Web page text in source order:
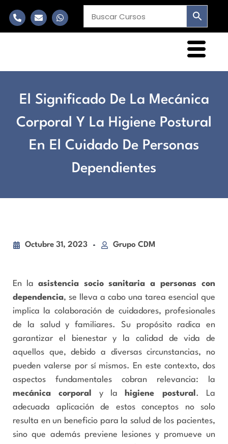
El Significado De La Mecánica
Corporal Y La Higiene Postural
En El Cuidado De Personas
Dependientes
Octubre 31, 2023 Grupo CDM
En la asistencia socio sanitaria a personas con
dependencia, se lleva a cabo una tarea esencial que
implica la colaboración de cuidadores, profesionales
de la salud y familiares. Su propósito radica en
garantizar el bienestar y la calidad de vida de
aquellos que, debido a diversas circunstancias, no
pueden valerse por sí mismos. En este contexto, dos
aspectos fundamentales cobran relevancia: la
mecánica corporal
y la higiene postural . La
adecuada aplicación de estos conceptos no solo
resulta en un beneficio para la salud de los pacientes,
sino que además previene lesiones y promueve un